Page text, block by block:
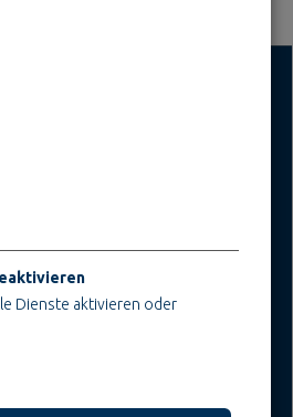
Dienste aktivieren oder